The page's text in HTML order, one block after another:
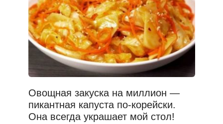
Овощная закуска на миллион —
пикантная капуста по-корейски.
Она всегда украшает мой стол!